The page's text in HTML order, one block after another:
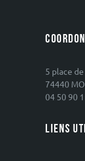
5 place
74440
04 50 90
LIENS